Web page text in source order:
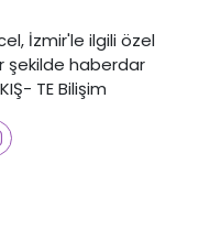
İzmir'le ilgili özel
şekilde haberdar
TE Bilişim